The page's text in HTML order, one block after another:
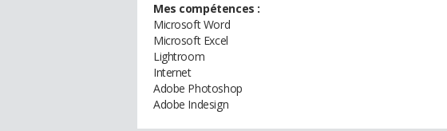
Mes compétences :
Microsoft Word
Microsoft Excel
Lightroom
Internet
Adobe Photoshop
Adobe Indesign